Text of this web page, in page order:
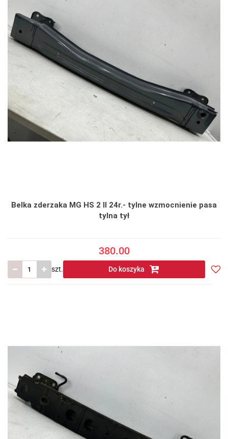
Belka zderzaka MG HS 2 II 24r.- tylne wzmocnienie pasa
tylna tył
380.00
szt. Do koszyka